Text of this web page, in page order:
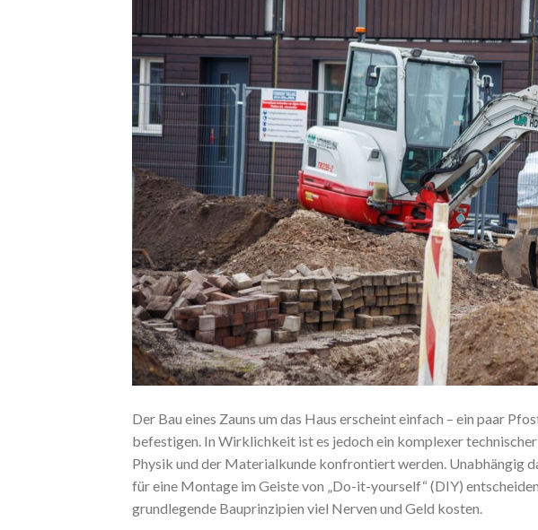
Der Bau eines Zauns um das Haus erscheint einfach – ein paar
befestigen. In Wirklichkeit ist es jedoch ein komplexer
Physik und der Materialkunde konfrontiert werden. Unabhängig
für eine Montage im Geiste von „Do-it-yourself“ (DIY)
grundlegende Bauprinzipien viel Nerven und Geld kosten.